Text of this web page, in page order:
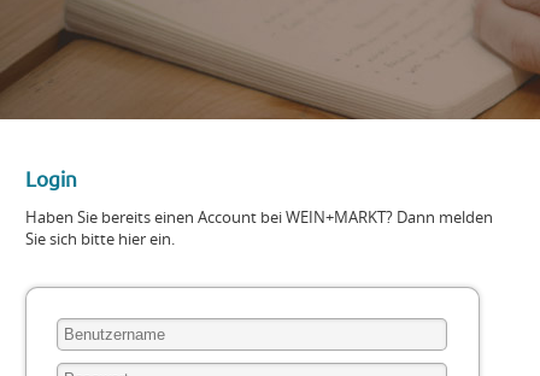
Login
Haben Sie bereits einen Account bei WEIN+MARKT? Dann melden
Sie sich bitte hier ein.